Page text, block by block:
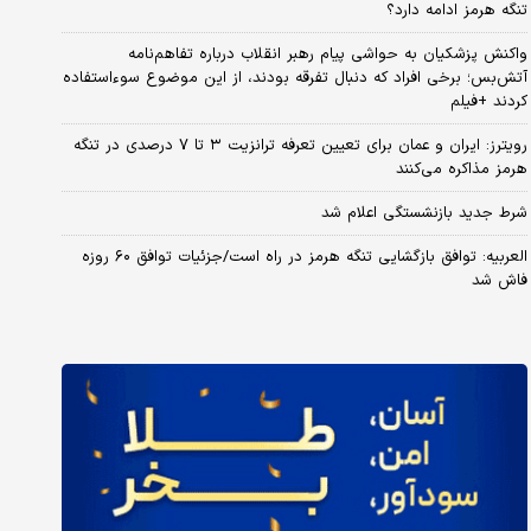
تنگه هرمز ادامه دارد؟
واکنش پزشکیان به حواشی پیام رهبر انقلاب درباره تفاهم‌نامه
آتش‌بس؛ برخی افراد که دنبال تفرقه بودند، از این موضوع سوءاستفاده
کردند +فیلم
رویترز: ایران و عمان برای تعیین تعرفه ترانزیت ۳ تا ۷ درصدی در تنگه
هرمز مذاکره می‌کنند
شرط جدید بازنشستگی اعلام شد
العربیه: توافق بازگشایی تنگه هرمز در راه است/جزئیات توافق ۶۰ روزه
فاش شد